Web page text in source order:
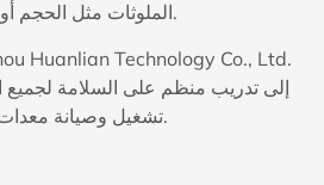
الملوثات مثل الحجم أو الزيت أو الخردة المعدنية.
إلى تدريب منظم على السلامة
تشغيل وصيانة معدات تشكيل المعادن الساخنة.